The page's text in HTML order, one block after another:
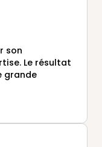
son
Le résultat
grande